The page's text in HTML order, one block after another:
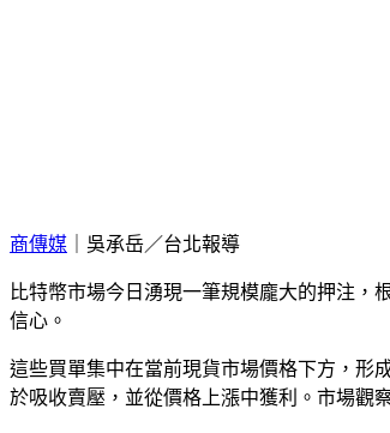
商傳媒 ｜吳承岳／台北報導
比特幣市場今日湧現一筆規模龐大的押注，
信心。
這些買單集中在當前現貨市場價格下方，形
於吸收賣壓，並從價格上漲中獲利。市場觀